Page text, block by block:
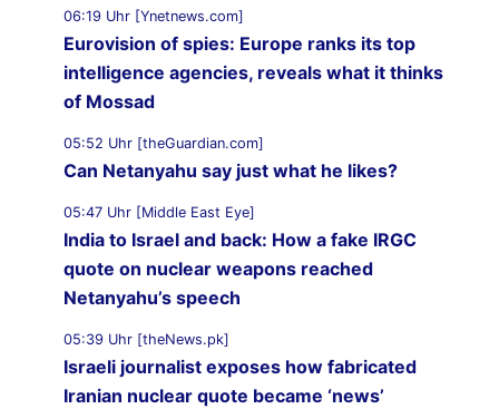
06:19 Uhr [Ynetnews.com]
Eurovision of spies: Europe ranks its top
intelligence agencies, reveals what it thinks
of Mossad
05:52 Uhr [theGuardian.com]
Can Netanyahu say just what he likes?
05:47 Uhr [Middle East Eye]
India to Israel and back: How a fake IRGC
quote on nuclear weapons reached
Netanyahu’s speech
05:39 Uhr [theNews.pk]
Israeli journalist exposes how fabricated
Iranian nuclear quote became ‘news’